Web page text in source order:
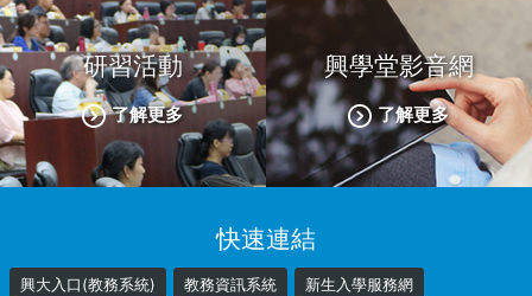
研習活動
了解更多
興學堂影音網
了解更多
快速連結
興大入口(教務系統) 教務資訊系統 新生入學服務網